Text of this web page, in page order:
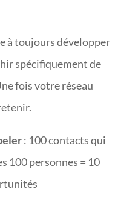
à toujours développer
spécifiquement de
fois votre réseau
: 100 contacts qui
100 personnes = 10